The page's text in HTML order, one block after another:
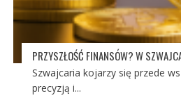
PRZYSZŁOŚĆ FINANSÓW? W
Szwajcaria kojarzy się przede
precyzją i...